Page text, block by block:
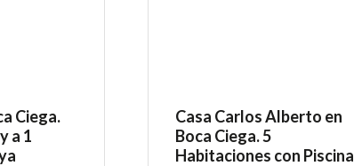
Ciega.
a 1
Casa Carlos Alberto en
Boca Ciega. 5
Habitaciones con Piscina